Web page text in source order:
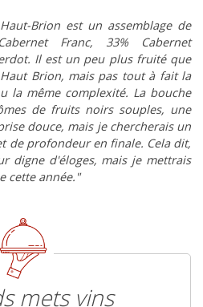
Brion est un assemblage de
Franc, 33% Cabernet
Il est un peu plus fruité que
Brion, mais pas tout à fait la
la même complexité. La bouche
de fruits noirs souples, une
douce, mais je chercherais un
de profondeur en finale. Cela dit,
digne d'éloges, mais je mettrais
cette année."
mets vins